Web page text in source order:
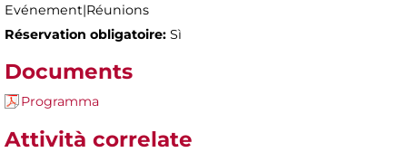
Evénement|Réunions
Réservation obligatoire: Sì
Documents
Programma
Attività correlate